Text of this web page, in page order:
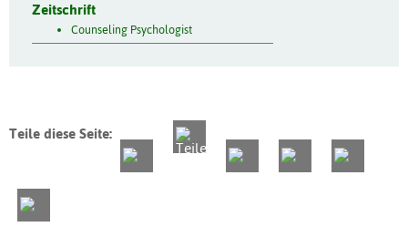
Zeitschrift
Counseling Psychologist
Teile diese Seite: